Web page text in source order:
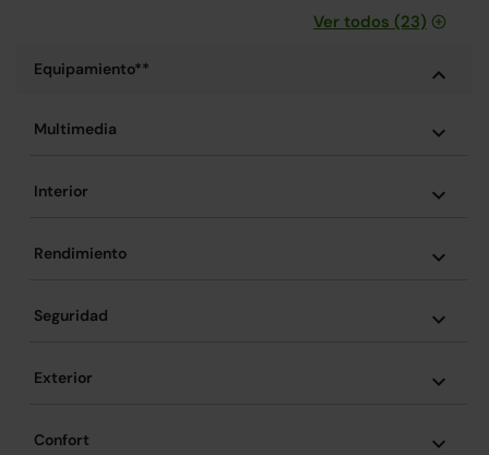
Ver todos (23)
Equipamiento**
Multimedia
Interior
Rendimiento
Seguridad
Exterior
Confort